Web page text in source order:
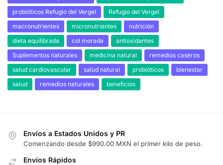
probióticos Refugio del Vergel
Refugio del Vergel
macronutrientes
micronutrientes
nutrición
dieta equilibrada
col morada
antioxidantes
Suplementos naturales
medicina natural
remedios caseros
salud cardiovascular
salud natural probióticos
bienestar
salud
remedios naturales beneficios
Envíos a Estados Unidos y PR
Comenzando desde $990.00 MXN el primer kilo de peso.
Envíos Rápidos